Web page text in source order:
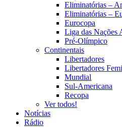
Eliminatórias –
Eliminatórias –
Eurocopa
Liga das Nações
Pré-Olímpico
Continentais
Libertadores
Libertadores
Mundial
Sul-Americana
Recopa
Ver todos!
Notícias
Rádio